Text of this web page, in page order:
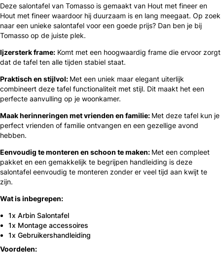
Deze salontafel van Tomasso is gemaakt van Hout met fineer en
Hout met fineer waardoor hij duurzaam is en lang meegaat. Op zoek
naar een unieke salontafel voor een goede prijs? Dan ben je bij
Tomasso op de juiste plek.
Ijzersterk frame: Komt met een hoogwaardig frame die ervoor zorgt
dat de tafel ten alle tijden stabiel staat.
Praktisch en stijlvol: Met een uniek maar elegant uiterlijk
combineert deze tafel functionaliteit met stijl. Dit maakt het een
perfecte aanvulling op je woonkamer.
Maak herinneringen met vrienden en familie: Met deze tafel kun je
perfect vrienden of familie ontvangen en een gezellige avond
hebben.
Eenvoudig te monteren en schoon te maken: Met een compleet
pakket en een gemakkelijk te begrijpen handleiding is deze
salontafel eenvoudig te monteren zonder er veel tijd aan kwijt te
zijn.
Wat is inbegrepen:
1x Arbin Salontafel
1x Montage accessoires
1x Gebruikershandleiding
Voordelen: